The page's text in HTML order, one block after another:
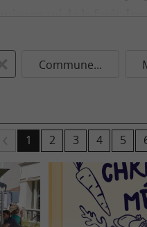
roi de la forêt.
marchés attisent les
vous régaler. Peut-être
termine pas sans un
un Saint-Émilion.
Bordeaux et de
Commune...
1 2 3 4 5